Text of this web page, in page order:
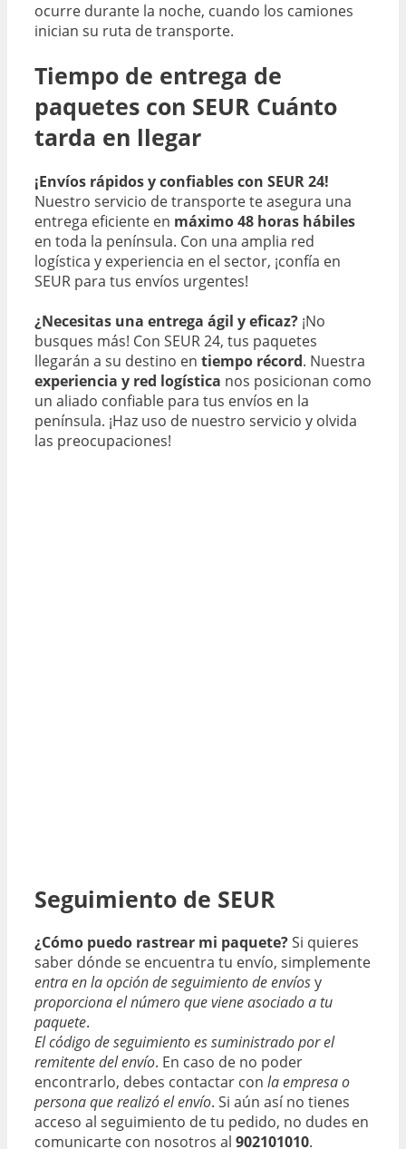
ocurre durante la noche, cuando los camiones
inician su ruta de transporte.
Tiempo de entrega de
paquetes con SEUR Cuánto
tarda en llegar
¡Envíos rápidos y confiables con SEUR 24!
Nuestro servicio de transporte te asegura una
entrega eficiente en máximo 48 horas hábiles
en toda la península. Con una amplia red
logística y experiencia en el sector, ¡confía en
SEUR para tus envíos urgentes!
¿Necesitas una entrega ágil y eficaz? ¡No
busques más! Con SEUR 24, tus paquetes
llegarán a su destino en tiempo récord. Nuestra
experiencia y red logística nos posicionan como
un aliado confiable para tus envíos en la
península. ¡Haz uso de nuestro servicio y olvida
las preocupaciones!
Seguimiento de SEUR
¿Cómo puedo rastrear mi paquete?Si quieres
saber dónde se encuentra tu envío, simplemente
entra en la opción de seguimiento de envíosy
proporciona el número que viene asociado a tu
paquete.
El código de seguimiento es suministrado por el
remitente del envío. En caso de no poder
encontrarlo, debes contactar con la empresa o
persona que realizó el envío. Si aún así no tienes
acceso al seguimiento de tu pedido, no dudes en
comunicarte con nosotros al 902101010.